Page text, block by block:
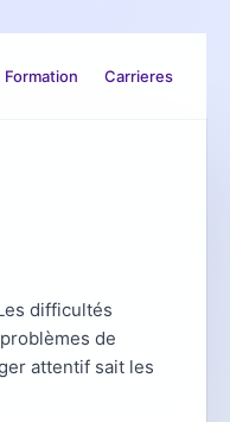
Formation Carrieres
difficultés
de
attentif sait les